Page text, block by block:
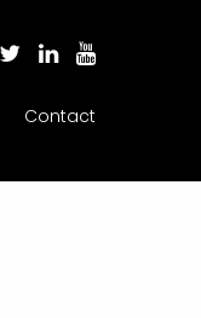
Contact